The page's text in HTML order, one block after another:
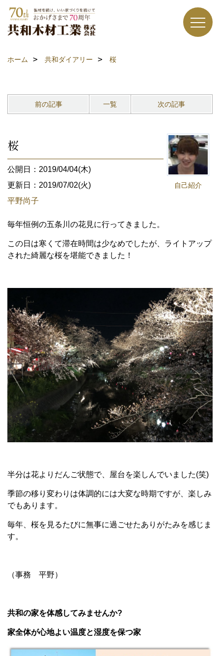
ホーム 共和ダイアリー 桜
前の記事 一覧 次の記事
自己紹介
桜
公開日：2019/04/04(木)
更新日：2019/07/02(火)
平野尚子
毎年恒例の五条川の花見に行ってきました。
この日は寒くて滞在時間は少なめでしたが、ライトアップ
された綺麗な桜を堪能できました！
半分は花よりだんご状態で、屋台を楽しんでいました(笑)
季節の移り変わりは体調的には大変な時期ですが、楽しみ
でもあります。
毎年、桜を見るたびに無事に過ごせたありがたみを感じま
す。
（事務 平野）
共和の家を体感してみませんか?
家全体が心地よい温度と湿度を保つ家